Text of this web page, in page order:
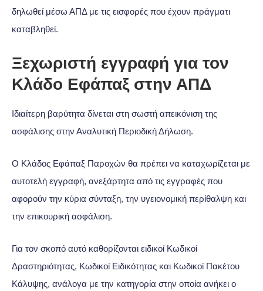
δηλωθεί μέσω ΑΠΔ με τις εισφορές που έχουν πράγματι
καταβληθεί.
Ξεχωριστή εγγραφή για τον
Κλάδο Εφάπαξ στην ΑΠΔ
Ιδιαίτερη βαρύτητα δίνεται στη σωστή απεικόνιση της
ασφάλισης στην Αναλυτική Περιοδική Δήλωση.
Ο Κλάδος Εφάπαξ Παροχών θα πρέπει να καταχωρίζεται με
αυτοτελή εγγραφή, ανεξάρτητα από τις εγγραφές που
αφορούν την κύρια σύνταξη, την υγειονομική περίθαλψη και
την επικουρική ασφάλιση.
Για τον σκοπό αυτό καθορίζονται ειδικοί Κωδικοί
Δραστηριότητας, Κωδικοί Ειδικότητας και Κωδικοί Πακέτου
Κάλυψης, ανάλογα με την κατηγορία στην οποία ανήκει ο